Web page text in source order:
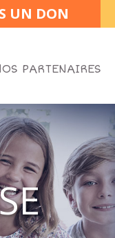
UN DON
PARTENAIRES